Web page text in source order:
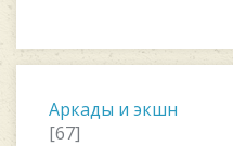
Аркады и экшн
[67]